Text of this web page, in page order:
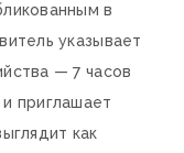
в
указывает
— 7 часов
приглашает
как